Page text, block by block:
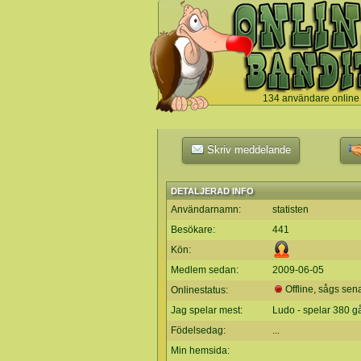
134 användare online
`
Skriv meddelande
DETALJERAD INFO
Användarnamn:
statisten
Besökare:
441
Kön:
Medlem sedan:
2009-06-05
Onlinestatus:
Offline, sågs
Jag spelar mest:
Ludo - spelar 380
Födelsedag:
...
Min hemsida: